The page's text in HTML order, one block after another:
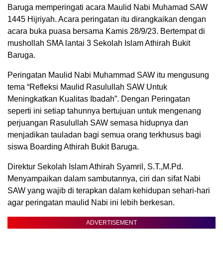
Baruga memperingati acara Maulid Nabi Muhamad SAW
1445 Hijriyah. Acara peringatan itu dirangkaikan dengan
acara buka puasa bersama Kamis 28/9/23. Bertempat di
mushollah SMA lantai 3 Sekolah Islam Athirah Bukit
Baruga.
Peringatan Maulid Nabi Muhammad SAW itu mengusung
tema “Refleksi Maulid Rasulullah SAW Untuk
Meningkatkan Kualitas Ibadah”. Dengan Peringatan
seperti ini setiap tahunnya bertujuan untuk mengenang
perjuangan Rasulullah SAW semasa hidupnya dan
menjadikan tauladan bagi semua orang terkhusus bagi
siswa Boarding Athirah Bukit Baruga.
Direktur Sekolah Islam Athirah Syamril, S.T.,M.Pd.
Menyampaikan dalam sambutannya, ciri dan sifat Nabi
SAW yang wajib di terapkan dalam kehidupan sehari-hari
agar peringatan maulid Nabi ini lebih berkesan.
ADVERTISEMENT